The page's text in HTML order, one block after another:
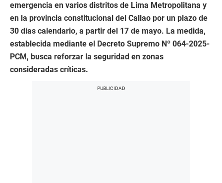
emergencia en varios distritos de Lima Metropolitana y
en la provincia constitucional del Callao por un plazo de
30 días calendario, a partir del 17 de mayo. La medida,
establecida mediante el Decreto Supremo Nº 064-2025-
PCM, busca reforzar la seguridad en zonas
consideradas críticas.